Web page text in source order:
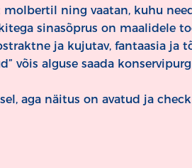
ning vaatan, kuhu
sinasõprus on maalidele
ja kujutav, fantaasia ja
võis alguse saada
aga näitus on avatud ja